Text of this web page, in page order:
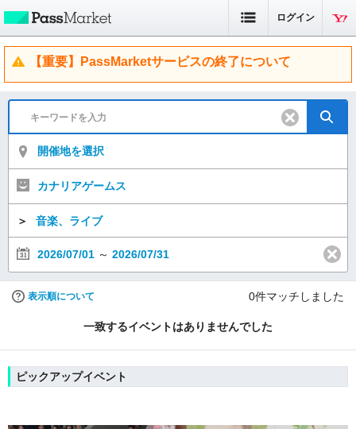
ログイン
【重要】PassMarketサービスの終了について
開催地を選択
カナリアゲームス
＞ 音楽、ライブ
2026/07/01 ～ 2026/07/31
表示順について 0件マッチしました
一致するイベントはありませんでした
ピックアップイベント